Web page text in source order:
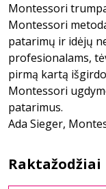
Montessori
Montessori
patarimų ir idėjų
profesionalams,
pirmą kartą
Montessori
patarimus.
Ada Sieger,
Raktažodžiai